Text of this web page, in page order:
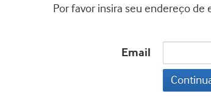
Por favor insira seu endereço
Email